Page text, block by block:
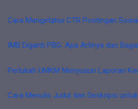
Cara Mengetahui CTR Postingan
IMB Diganti PBG: Apa Artinya dan
Perlukah UMKM Menyusun Laporan
Cara Menulis Judul dan Deskripsi